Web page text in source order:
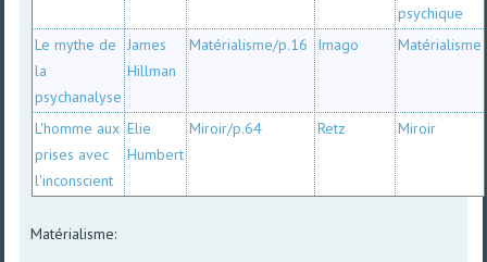
psychique
Le mythe de
la
psychanalyse
James
Hillman
Matérialisme/p.16 Imago Matérialisme
L'homme aux
prises avec
l'inconscient
Elie
Humbert
Miroir/p.64 Retz Miroir
Matérialisme: